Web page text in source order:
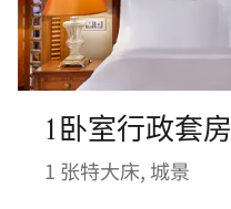
1卧室行政套房
1 张特大床, 城景